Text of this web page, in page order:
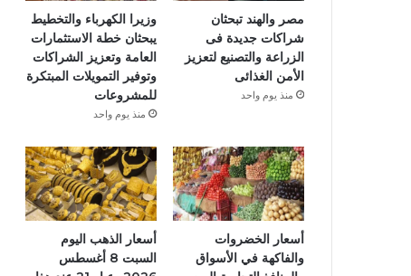
مصر والهند تبحثان
شراكات جديدة فى
الزراعة والتصنيع لتعزيز
الأمن الغذائى
منذ يوم واحد
وزيرا الكهرباء والتخطيط
يبحثان خطة الاستثمارات
العامة وتعزيز الشراكات
وتوفير التمويلات المبتكرة
للمشروعات
منذ يوم واحد
أسعار الخضروات
والفاكهة في الأسواق
أسعار الذهب اليوم
السبت 8 أغسطس